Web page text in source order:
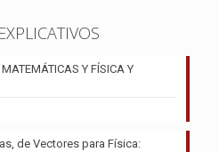
Y FÍSICA Y
de Vectores para Física: